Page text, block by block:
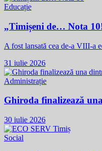
Educație
„Timișeni de… Nota
A fost lansată cea de-a VIII-
31 iulie 2026
Administrație
Ghiroda finalizează
30 iulie 2026
Social